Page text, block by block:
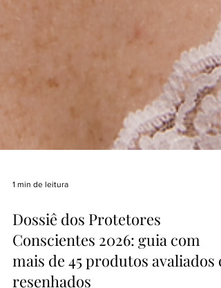
1 min de leitura
Dossiê dos Protetores
Conscientes 2026: guia com